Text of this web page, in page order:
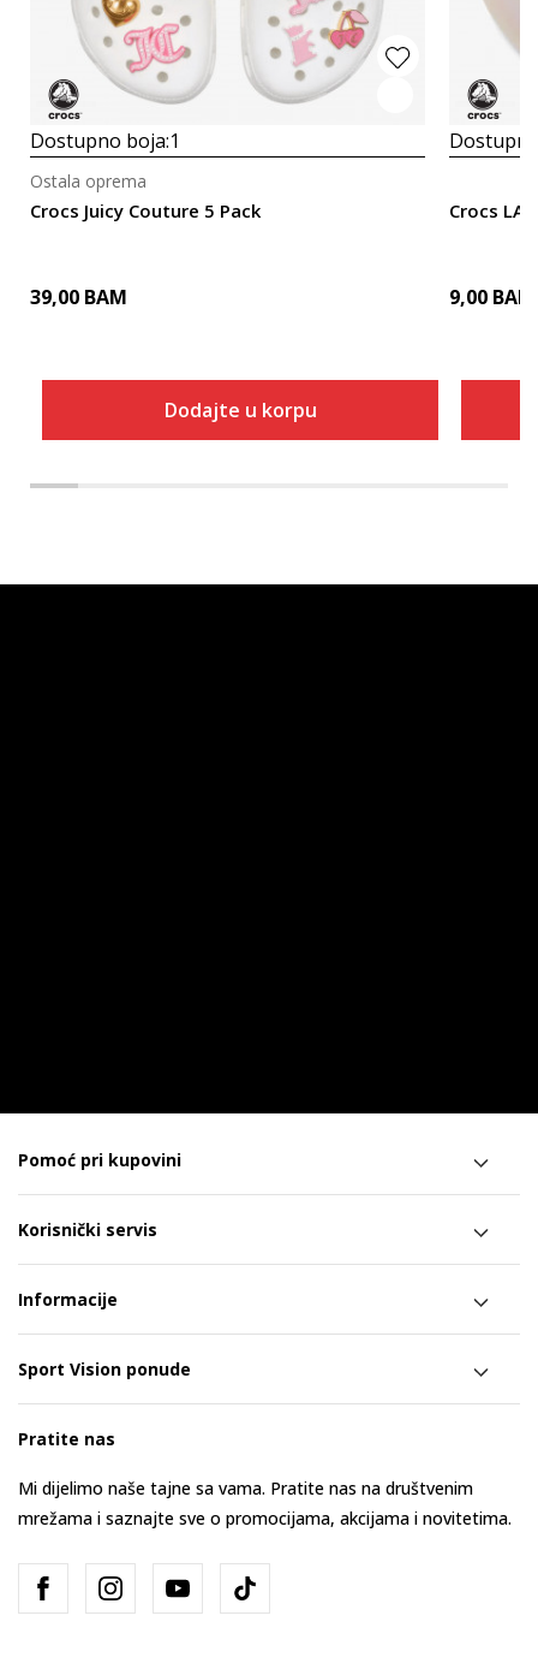
Dostupno boja:1
Crocs Juicy Couture 5 Pack
Ostala oprema
39,00 BAM
Dodajte u korpu
Crocs
9,00 BAM
Pomoć pri kupovini
Korisnički servis
Informacije
Sport Vision ponude
Pratite nas
Mi dijelimo naše tajne sa vama. Pratite nas na društvenim
mrežama i saznajte sve o promocijama, akcijama i novitetima.